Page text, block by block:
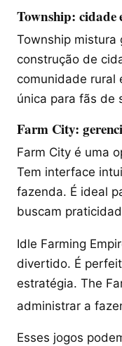
Township: cidade
Township mistura
construção de
comunidade rural
única para fãs de
Farm City:
Farm City é uma
Tem interface
fazenda. É ideal
buscam
Idle Farming
divertido. É
estratégia. The
administrar a
Esses jogos